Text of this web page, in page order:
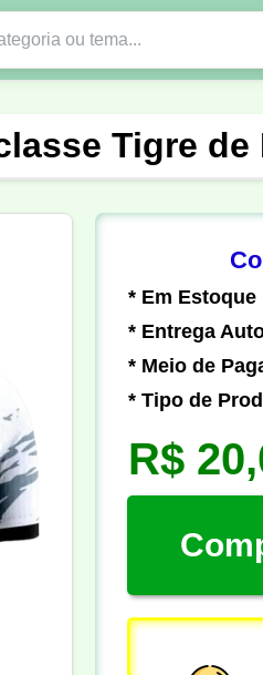
Biologia Geografia
Tigre
* Em Estoque
* Entrega
* Meio de
* Tipo de
R$